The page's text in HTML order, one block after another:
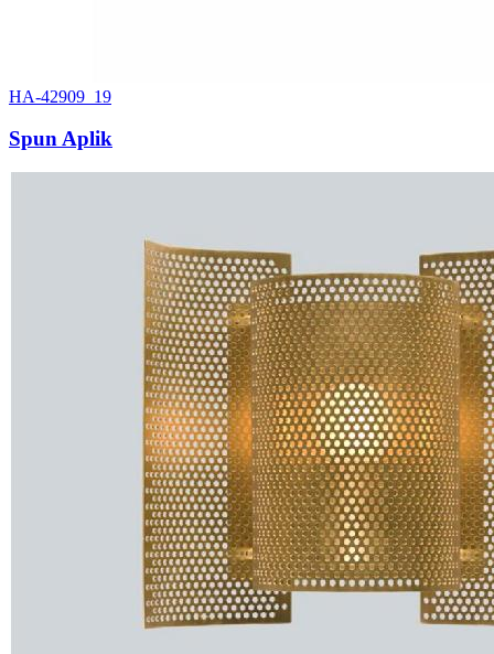
HA-42909_19
Spun Aplik